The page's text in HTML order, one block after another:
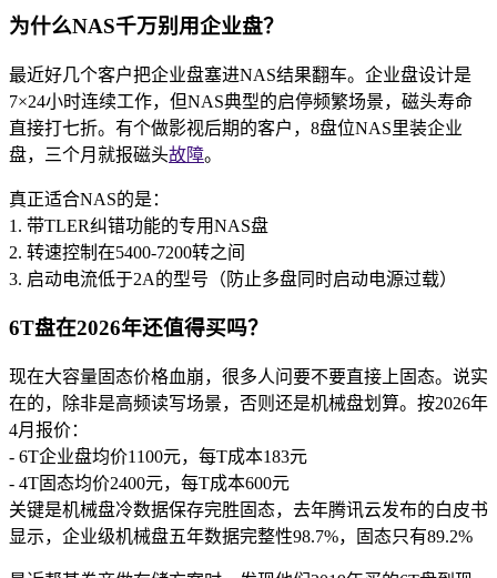
为什么NAS千万别用企业盘？
最近好几个客户把企业盘塞进NAS结果翻车。企业盘设计是
7×24小时连续工作，但NAS典型的启停频繁场景，磁头寿命
直接打七折。有个做影视后期的客户，8盘位NAS里装企业
盘，三个月就报磁头故障。
真正适合NAS的是：
1. 带TLER纠错功能的专用NAS盘
2. 转速控制在5400-7200转之间
3. 启动电流低于2A的型号（防止多盘同时启动电源过载）
6T盘在2026年还值得买吗？
现在大容量固态价格血崩，很多人问要不要直接上固态。说实
在的，除非是高频读写场景，否则还是机械盘划算。按2026年
4月报价：
- 6T企业盘均价1100元，每T成本183元
- 4T固态均价2400元，每T成本600元
关键是机械盘冷数据保存完胜固态，去年腾讯云发布的白皮书
显示，企业级机械盘五年数据完整性98.7%，固态只有89.2%